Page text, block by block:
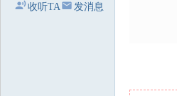
收听TA 发消息